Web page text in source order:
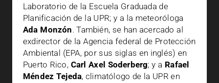
Laboratorio de la Escuela Graduada de
Planificación de la UPR; y a la meteoróloga
Ada Monzón. También, se han acercado al
exdirector de la Agencia federal de Protección
Ambiental (EPA, por sus siglas en inglés) en
Puerto Rico, Carl Axel Soderberg; y a Rafael
Méndez Tejeda, climatólogo de la UPR en